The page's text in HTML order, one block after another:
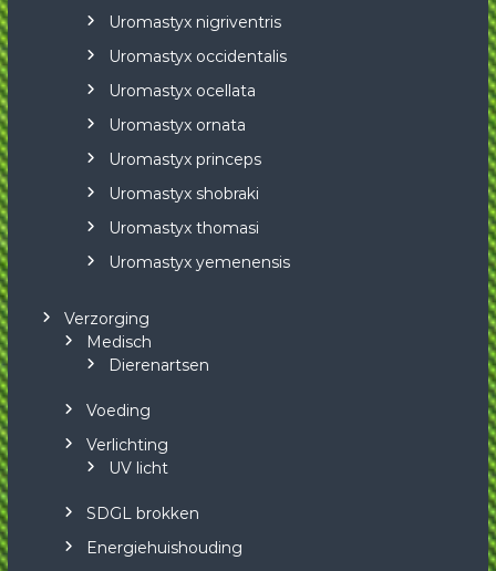
Uromastyx nigriventris
Uromastyx occidentalis
Uromastyx ocellata
Uromastyx ornata
Uromastyx princeps
Uromastyx shobraki
Uromastyx thomasi
Uromastyx yemenensis
Verzorging
Medisch
Dierenartsen
Voeding
Verlichting
UV licht
SDGL brokken
Energiehuishouding